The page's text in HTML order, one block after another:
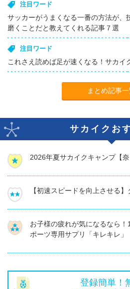
注目ワード
サッカーがうまくなる一番の方法が、
磨くことだと教えてくれる記事７選
注目ワード
これさえ読めば足が速くなる！サカイ
まとめ記事
サカイクお
2026年夏サカイクキャンプ【奈
【初速スピードを向上させる
お子様の疲れが気になるなら
ポーツ専用サプリ「キレキレ」
登録簡単！